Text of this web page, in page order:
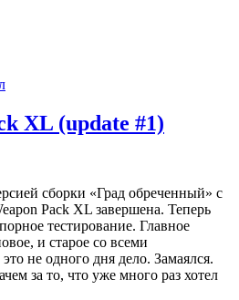
XL (update #1)
сборки «Град обреченный» с
Pack XL завершена. Теперь
тестирование. Главное
и старое со всеми
не одного дня дело. Замаялся.
за то, что уже много раз хотел